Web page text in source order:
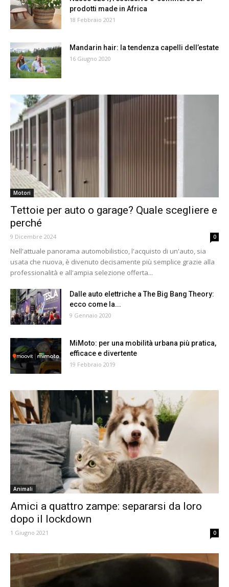
prodotti made in Africa
18 Febbraio 2021
Mandarin hair: la tendenza capelli dell’estate
16 Giugno 2020
Motori
Tettoie per auto o garage? Quale scegliere e
perché
9 Dicembre 2024 0
Nell'attuale panorama automobilistico, l'acquisto di un'auto, sia
usata che nuova, è divenuto decisamente più semplice grazie alla
professionalità e all'ampia selezione offerta...
Dalle auto elettriche a The Big Bang Theory:
ecco come la...
9 Gennaio 2020
MiMoto: per una mobilità urbana più pratica,
efficace e divertente
19 Febbraio 2019
Animali
Amici a quattro zampe: separarsi da loro
dopo il lockdown
1 Giugno 2021 0